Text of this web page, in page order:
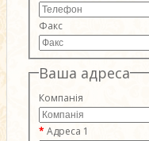
Факс
Ваша адреса
Компанія
Адреса 1